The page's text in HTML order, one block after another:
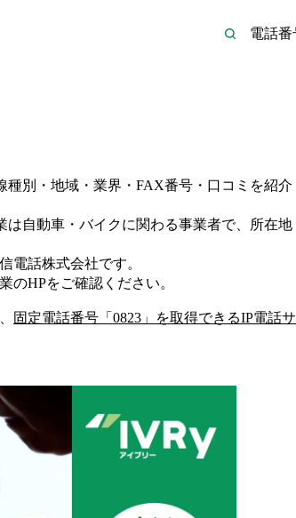
種別・地域・業界・FAX番号・口コミを紹介
は自動車・バイクに関わる事業者で、所在地
電話株式会社です。
のHPをご確認ください。
固定電話番号「 0823 」を取得できるIP電話サ